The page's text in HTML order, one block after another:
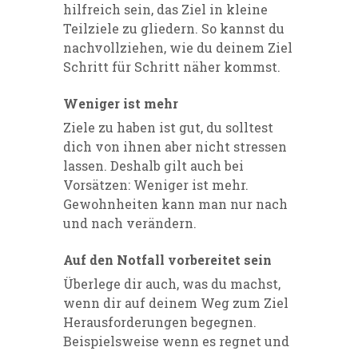
hilfreich sein, das Ziel in kleine
Teilziele zu gliedern. So kannst du
nachvollziehen, wie du deinem Ziel
Schritt für Schritt näher kommst.
Weniger ist mehr
Ziele zu haben ist gut, du solltest
dich von ihnen aber nicht stressen
lassen. Deshalb gilt auch bei
Vorsätzen: Weniger ist mehr.
Gewohnheiten kann man nur nach
und nach verändern.
Auf den Notfall vorbereitet sein
Überlege dir auch, was du machst,
wenn dir auf deinem Weg zum Ziel
Herausforderungen begegnen.
Beispielsweise wenn es regnet und